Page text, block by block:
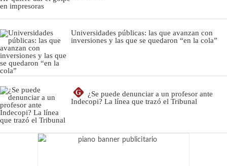
Universidades públicas: las que avanzan con
inversiones y las que se quedaron “en la cola”
G
¿Se puede denunciar a un profesor ante
Indecopi? La línea que trazó el Tribunal